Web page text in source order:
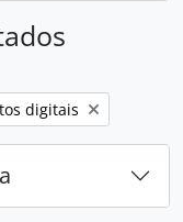
digitais